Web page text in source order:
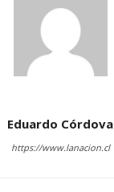
Eduardo Córdova
https://www.lanacion.cl